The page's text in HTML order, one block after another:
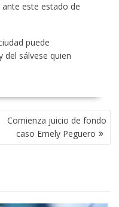
este estado de
puede
del sálvese quien
Comienza juicio de fondo
caso Emely Peguero